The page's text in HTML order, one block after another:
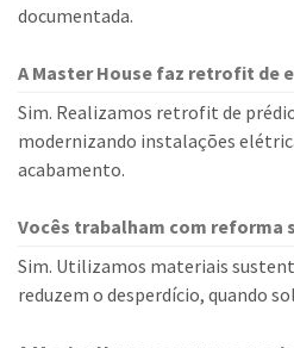
documentada.
A Master House faz retrofit de
Sim. Realizamos retrofit de
modernizando instalações
acabamento.
Vocês trabalham com reforma
Sim. Utilizamos materiais
reduzem o desperdício, quando